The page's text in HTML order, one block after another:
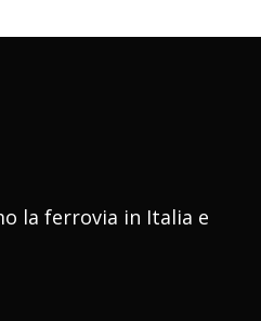
la ferrovia in Italia e